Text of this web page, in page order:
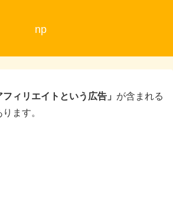
np
フィリエイトという広告」 が含まれる
ます。